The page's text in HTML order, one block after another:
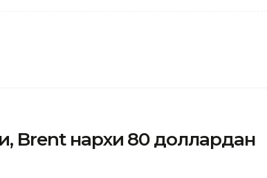
Brent нархи 80 доллардан